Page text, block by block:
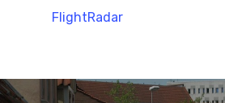
FlightRadar